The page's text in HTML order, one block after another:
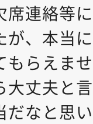
席連絡等
が、本当
もらえま
大丈夫と
だなと思